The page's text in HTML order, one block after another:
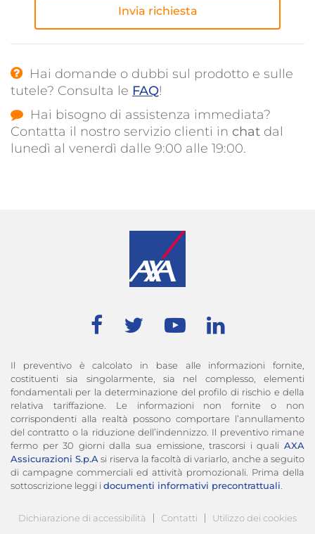
Hai domande o dubbi sul prodotto e sulle
tutele? Consulta le FAQ!
Hai bisogno di assistenza immediata?
Contatta il nostro servizio clienti in chat dal
lunedì al venerdì dalle 9:00 alle 19:00.
Il preventivo è calcolato in base alle informazioni fornite,
costituenti sia singolarmente, sia nel complesso, elementi
fondamentali per la determinazione del profilo di rischio e della
relativa tariffazione. Le informazioni non fornite o non
corrispondenti alla realtà possono comportare l’annullamento
del contratto o la riduzione dell’indennizzo. Il preventivo rimane
fermo per 30 giorni dalla sua emissione, trascorsi i quali AXA
Assicurazioni S.p.A si riserva la facoltà di variarlo, anche a seguito
di campagne commerciali ed attività promozionali. Prima della
ottoscrizione leggi i documenti informativi precontrattuali
Dichiarazione di accessibilità Contatti Utilizzo dei cookie